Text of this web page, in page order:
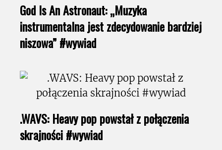
God Is An Astronaut: „Muzyka
instrumentalna jest zdecydowanie bardziej
niszowa” #wywiad
.WAVS: Heavy pop powstał z połączenia
skrajności #wywiad